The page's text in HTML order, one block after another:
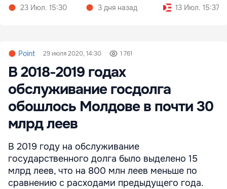
23 Июл. 15:30
3 дня назад
13 Июл. 15:37
Point 29 июля 2020, 14:30 1 761
В 2018-2019 годах
обслуживание госдолга
обошлось Молдове в почти 30
млрд леев
В 2019 году на обслуживание
государственного долга было выделено 15
млрд леев, что на 800 млн леев меньше по
сравнению с расходами предыдущего года.